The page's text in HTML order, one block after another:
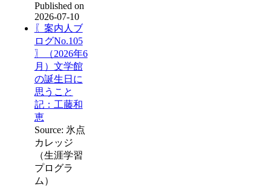
Published on
2026-07-10
〖案内人ブ
ログNo.105
〗（2026年6
月）文学館
の誕生日に
思うこと
記：工藤和
恵
Source: 氷点
カレッジ
（生涯学習
プログラ
ム）